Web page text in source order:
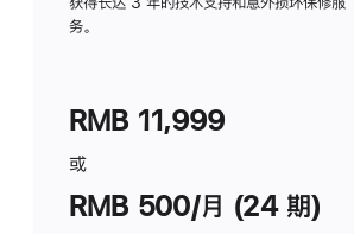
务。
RMB 11,999
或
RMB 500/月 (24 期)